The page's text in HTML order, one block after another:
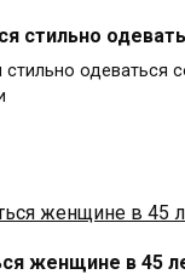
стильно
стильно одеваться
женщине в 45